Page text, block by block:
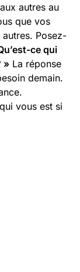
autres au
que vos
Posez-
ce qui
» La réponse
demain.
vous est si